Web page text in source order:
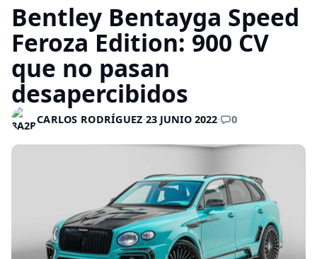
Bentley Bentayga Speed
Feroza Edition: 900 CV
que no pasan
desapercibidos
CARLOS RODRÍGUEZ·23 JUNIO 2022· 0